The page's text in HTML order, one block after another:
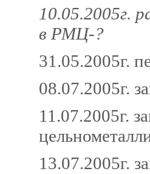
10.05.2005г.
в РМЦ-?
31.05.2005г.
08.07.2005г.
11.07.2005г.
13.07.2005г.